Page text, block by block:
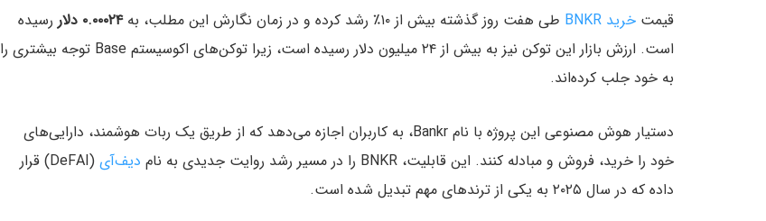
قیمت خرید BNKR طی هفت روز گذشته بیش از ۱۰٪ رشد کرده و در زمان نگارش این مطلب، به ۰.۰۰۰۲۴ دلار
رسیده
است. ارزش بازار این توکن نیز به بیش از ۲۴ میلیون دلار رسیده است، زیرا توکن‌های اکوسیستم Base توجه بیشتری را
به خود جلب کرده‌اند.
دستیار هوش مصنوعی این پروژه با نام Bankr، به کاربران اجازه می‌دهد که از طریق یک ربات هوشمند، دارایی‌های
خود را خرید، فروش و مبادله کنند. این قابلیت، BNKR را در مسیر رشد روایت جدیدی به نام
دیف‌آی
(DeFAI) قرار
داده که در سال ۲۰۲۵ به یکی از ترندهای مهم تبدیل شده است.